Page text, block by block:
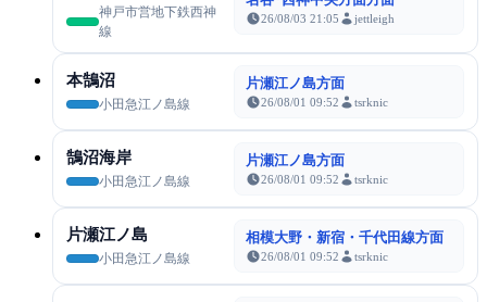
神戸市営地下鉄西神
線
26/08/03 21:05 jettleigh
本鵠沼
小田急江ノ島線
片瀬江ノ島方面
26/08/01 09:52 tsrknic
鵠沼海岸
小田急江ノ島線
片瀬江ノ島方面
26/08/01 09:52 tsrknic
片瀬江ノ島
小田急江ノ島線
相模大野・新宿・千代田線方面
26/08/01 09:52 tsrknic